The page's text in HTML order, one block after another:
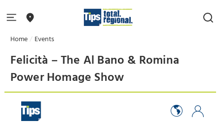
Home Events
Felicità – The Al Bano & Romina
Power Homage Show